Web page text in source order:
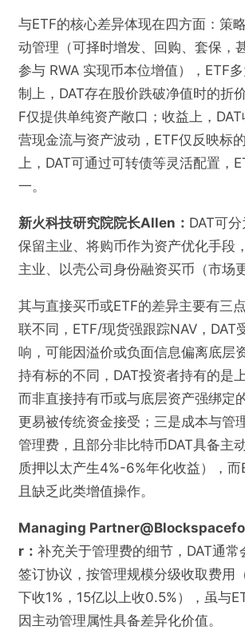
与ETF的核心差异体现在四方面：策
动管理（可择时增发、回购、套保，
参与 RWA 实现币本位增值），ETF
制上，DAT存在股价跌破净值时的折
F仅提供单纯资产敞口；收益上，
营现金流与资产波动，ETF仅反映标
上，DAT可通过可转债等灵活配置，
一。
新火科技研究院院长Allen： DAT可
保留主业、将购币作为资产优化手段
主业、以壳公司身份融资买币（市场
其与直接买币或ETF的差异主要有三
联不同，ETF/现货强跟踪NAV，DAT
响，可能因溢价或负面信息偏离底层
持有标的不同，DAT投资者持有的是
而非直接持有币或与底层资产强绑定
更易被传统资金接受；三是成本与管
管理费，且部分非比特币DAT具备主
质押以太产生4%-6%年化收益），而
且缺乏此类增值操作。
Managing
r： 补充关于管理费的细节，DAT通常
签订协议，按管理规模分级收取费用
下收1%，15亿以上收0.5%），虽与
因主动管理属性具备差异化价值。